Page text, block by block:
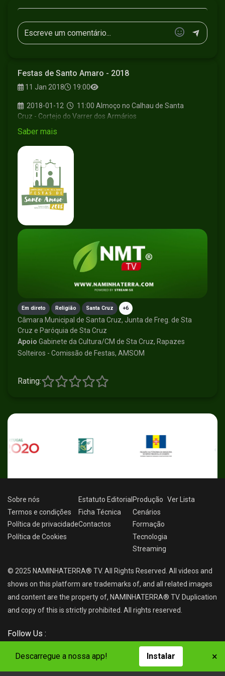
Festas de Santo Amaro - 2018
11 Jan 2018 19:00
2018-01-12 11:00 Almoço no Calhau de Santa
Cruz - Cortejo do Varrer dos Armários
2018-01-13
2018-01-14
2018-01-15
Saber mais
Em direto Religião Santa Cruz +6
Câmara Municipal de Santa Cruz, Junta de Freg. de Sta
Cruz e Paróquia de Sta Cruz
Apoio Gabinete da Cultura/CM de Sta Cruz, Rapazes
Solteiros - Comissão de Festas, AMSOM
Rating:
Sobre nós
Termos e condições
Política de privacidade
Política de Cookies
Estatuto Editorial
Ficha Técnica
Contactos
Produção
Cenários
Formação
Tecnologia
Streaming
Ver Lista
© 2025 NAMINHATERRA® TV. All Rights Reserved. All videos and
shows on this platform are trademarks of, and all related images
and content are the property of, NAMINHATERRA® TV. Duplication
and copy of this is strictly prohibited. All rights reserved.
Follow Us :
Descarregue a nossa app! Instalar ×